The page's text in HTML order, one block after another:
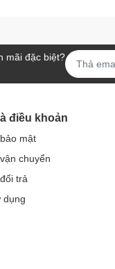
mãi đặc biệt?
điều khoản
mật
chuyển
trả
dụng